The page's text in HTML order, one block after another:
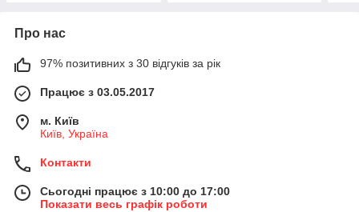
Про нас
97% позитивних з 30 відгуків за рік
Працює з 03.05.2017
м. Київ
Київ, Україна
Контакти
Сьогодні працює з 10:00 до 17:00
Показати весь графік роботи